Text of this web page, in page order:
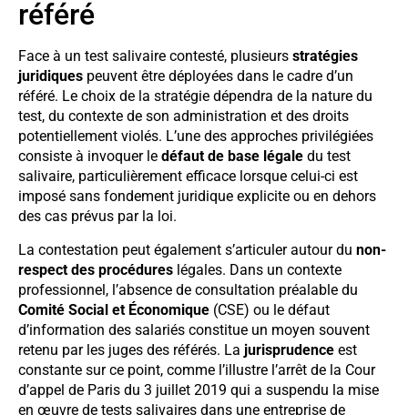
référé
Face à un test salivaire contesté, plusieurs stratégies
juridiques peuvent être déployées dans le cadre d’un
référé. Le choix de la stratégie dépendra de la nature du
test, du contexte de son administration et des droits
potentiellement violés. L’une des approches privilégiées
consiste à invoquer le défaut de base légale du test
salivaire, particulièrement efficace lorsque celui-ci est
imposé sans fondement juridique explicite ou en dehors
des cas prévus par la loi.
La contestation peut également s’articuler autour du non-
respect des procédures légales. Dans un contexte
professionnel, l’absence de consultation préalable du
Comité Social et Économique (CSE) ou le défaut
d’information des salariés constitue un moyen souvent
retenu par les juges des référés. La jurisprudence est
constante sur ce point, comme l’illustre l’arrêt de la Cour
d’appel de Paris du 3 juillet 2019 qui a suspendu la mise
en œuvre de tests salivaires dans une entreprise de